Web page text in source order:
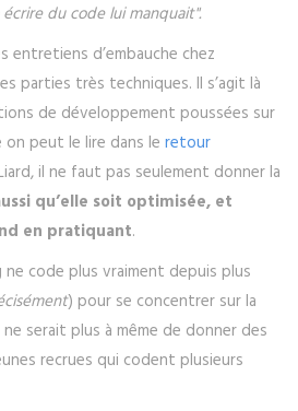
écrire du code lui manquait".
entretiens d’embauche chez
parties très techniques. Il s’agit là
de développement poussées sur
on peut le lire dans le retour
il ne faut pas seulement donner la
qu’elle soit optimisée, et
en pratiquant.
ne code plus vraiment depuis plus
) pour se concentrer sur la
serait plus à même de donner des
recrues qui codent plusieurs